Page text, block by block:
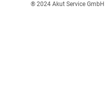
® 2024 Akut Service GmbH